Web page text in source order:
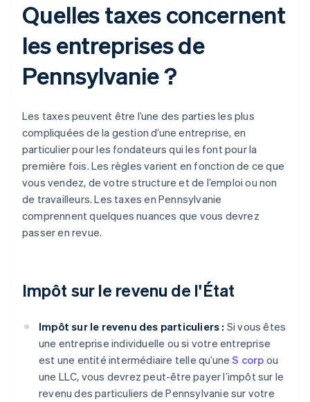
Quelles taxes concernent
les entreprises de
Pennsylvanie ?
Les taxes peuvent être l’une des parties les plus
compliquées de la gestion d’une entreprise, en
particulier pour les fondateurs qui les font pour la
première fois. Les règles varient en fonction de ce que
vous vendez, de votre structure et de l’emploi ou non
de travailleurs. Les taxes en Pennsylvanie
comprennent quelques nuances que vous devrez
passer en revue.
Impôt sur le revenu de l'État
Impôt sur le revenu des particuliers : Si vous êtes
une entreprise individuelle ou si votre entreprise
est une entité intermédiaire telle qu’uneS corp ou
une LLC, vous devrez peut-être payer l’impôt sur le
revenu des particuliers de Pennsylvanie sur votre